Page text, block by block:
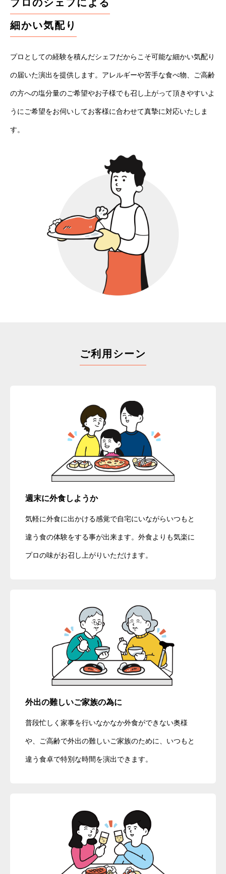
プロのシェフによる
細かい気配り
プロとしての経験を積んだシェフだからこそ可能な細かい気配り
の届いた演出を提供します。アレルギーや苦手な食べ物、ご高齢
の方への塩分量のご希望やお子様でも召し上がって頂きやすいよ
うにご希望をお伺いしてお客様に合わせて真摯に対応いたしま
す。
ご利用シーン
週末に外食しようか
気軽に外食に出かける感覚で自宅にいながらいつもと
違う食の体験をする事が出来ます。外食よりも気楽に
プロの味がお召し上がりいただけます。
外出の難しいご家族の為に
普段忙しく家事を行いなかなか外食ができない奥様
や、ご高齢で外出の難しいご家族のために、いつもと
違う食卓で特別な時間を演出できます。